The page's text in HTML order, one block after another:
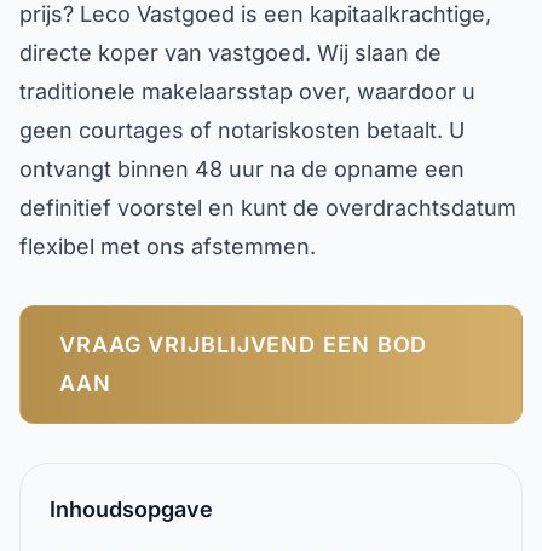
prijs? Leco Vastgoed is een kapitaalkrachtige,
directe koper van vastgoed. Wij slaan de
traditionele makelaarsstap over, waardoor u
geen courtages of notariskosten betaalt. U
ontvangt binnen 48 uur na de opname een
definitief voorstel en kunt de overdrachtsdatum
flexibel met ons afstemmen.
VRAAG VRIJBLIJVEND EEN BOD
AAN
Inhoudsopgave